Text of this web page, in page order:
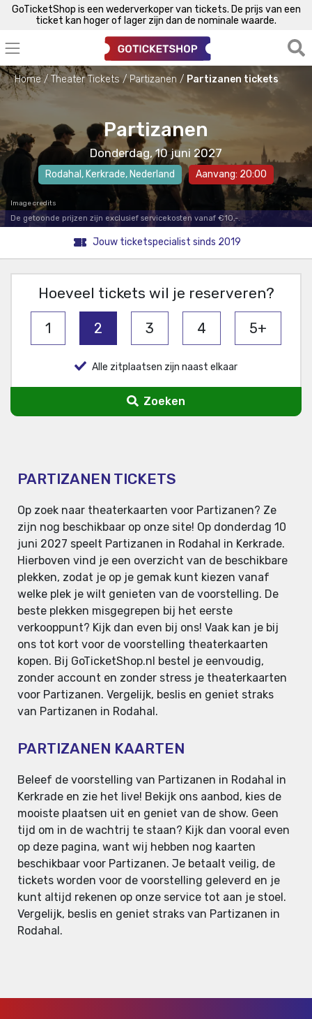
GoTicketShop is een wederverkoper van tickets. De prijs van een
ticket kan hoger of lager zijn dan de nominale waarde.
Home Theater Tickets Partizanen Partizanen tickets
Partizanen
Donderdag, 10 juni 2027
Rodahal , Kerkrade, Nederland Aanvang: 20:00
Image credits
De getoonde prijzen zijn exclusief servicekosten vanaf €10,-.
Jouw ticketspecialist sinds 2019
Hoeveel tickets wil je reserveren?
1 2 3 4 5+
Alle zitplaatsen zijn naast elkaar
Zoeken
PARTIZANEN TICKETS
Op zoek naar theaterkaarten voor Partizanen? Ze
zijn nog beschikbaar op onze site! Op donderdag 10
juni 2027 speelt Partizanen in Rodahal in Kerkrade.
Hierboven vind je een overzicht van de beschikbare
plekken, zodat je op je gemak kunt kiezen vanaf
welke plek je wilt genieten van de voorstelling. De
beste plekken misgegrepen bij het eerste
verkooppunt? Kijk dan even bij ons! Vaak kan je bij
ons tot kort voor de voorstelling theaterkaarten
kopen. Bij GoTicketShop.nl bestel je eenvoudig,
zonder account en zonder stress je theaterkaarten
voor Partizanen. Vergelijk, beslis en geniet straks
van Partizanen in Rodahal.
PARTIZANEN KAARTEN
Beleef de voorstelling van Partizanen in Rodahal in
Kerkrade en zie het live! Bekijk ons aanbod, kies de
mooiste plaatsen uit en geniet van de show. Geen
tijd om in de wachtrij te staan? Kijk dan vooral even
op deze pagina, want wij hebben nog kaarten
beschikbaar voor Partizanen. Je betaalt veilig, de
tickets worden voor de voorstelling geleverd en je
kunt altijd rekenen op onze service tot aan je stoel.
Vergelijk, beslis en geniet straks van Partizanen in
Rodahal.